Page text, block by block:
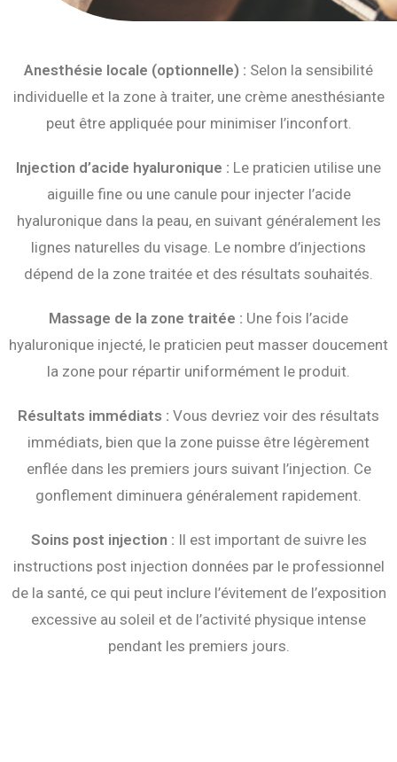
Anesthésie locale (optionnelle) : Selon la sensibilité
individuelle et la zone à traiter, une crème anesthésiante
peut être appliquée pour minimiser l’inconfort.
Injection d’acide hyaluronique : Le praticien utilise une
aiguille fine ou une canule pour injecter l’acide
hyaluronique dans la peau, en suivant généralement les
lignes naturelles du visage. Le nombre d’injections
dépend de la zone traitée et des résultats souhaités.
Massage de la zone traitée : Une fois l’acide
hyaluronique injecté, le praticien peut masser doucement
la zone pour répartir uniformément le produit.
Résultats immédiats : Vous devriez voir des résultats
immédiats, bien que la zone puisse être légèrement
enflée dans les premiers jours suivant l’injection. Ce
gonflement diminuera généralement rapidement.
Soins post injection : Il est important de suivre les
instructions post injection données par le professionnel
de la santé, ce qui peut inclure l’évitement de l’exposition
excessive au soleil et de l’activité physique intense
pendant les premiers jours.